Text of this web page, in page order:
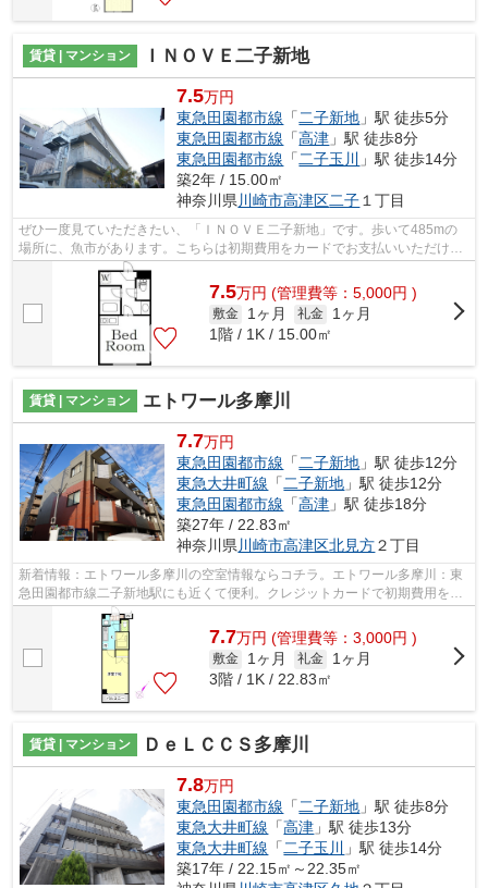
賃貸 | マンション ＩＮＯＶＥ二子新地
7.5万円
東急田園都市線 「 二子新地 」駅 徒歩5分
東急田園都市線 「高津 」駅 徒歩8分
東急田園都市線 「 二子玉川
」駅 徒歩14分
築2年 / 15.00㎡
神奈川県 川崎市高津区二子 １丁目
ぜひ一度見ていただきたい、「ＩＮＯＶＥ二子新地」です。歩いて485mの
場所に、魚市があります。こちらは初期費用をカードでお支払いいただける
物件です。新しいのでこだわりの多い方...
7.5万円 (管理費等：5,000円 )
敷金 1ヶ月 礼金
1ヶ月
1階 / 1K / 15.00㎡
賃貸 | マンション エトワール多摩川
7.7万円
東急田園都市線 「二子新地 」駅 徒歩12分
東急大井町線 「二子新地 」駅 徒歩12分
東急田園都市線 「高津 」駅 徒歩18分
築27年 / 22.83㎡
神奈川県 川崎市高津区北見方２丁目
新着情報：エトワール多摩川の空室情報ならコチラ。エトワール多摩川：東
急田園都市線二子新地駅にも近くて便利。クレジットカードで初期費用をお
支払いいただける物件です。2駅利用可...
7.7万円 (管理費等：3,000円 )
敷金 1ヶ月 礼金
1ヶ月
3階 / 1K / 22.83㎡
賃貸 | マンション ＤｅＬＣＣＳ多摩川
7.8万円
東急田園都市線 「二子新地 」駅 徒歩8分
東急大井町線 「高津 」駅 徒歩13分
東急大井町線 「二子玉川
」駅 徒歩14分
築17年 / 22.15㎡～22.35㎡